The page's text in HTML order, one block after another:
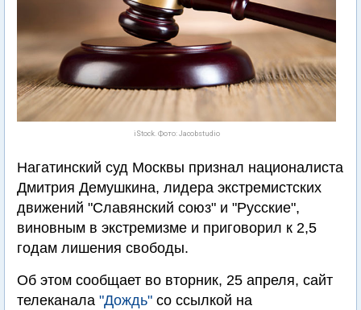
iStock. Фото: Jacobstudio
Нагатинский суд Москвы признал националиста
Дмитрия Демушкина, лидера экстремистских
движений "Славянский союз" и "Русские",
виновным в экстремизме и приговорил к 2,5
годам лишения свободы.
Об этом сообщает во вторник, 25 апреля, сайт
телеканала "Дождь" со ссылкой на